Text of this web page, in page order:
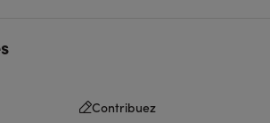
Contribuez